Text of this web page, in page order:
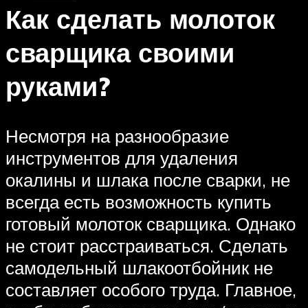
Как сделать молоток
сварщика своими
руками?
Несмотря на разнообразие
инструментов для удаления
окалины и шлака после сварки, не
всегда есть возможность купить
готовый молоток сварщика. Однако
не стоит расстраиваться. Сделать
самодельный шлакоотбойник не
составляет особого труда. Главное,